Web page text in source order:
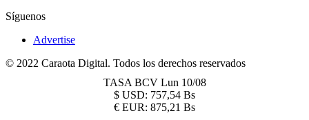
Síguenos
Advertise
© 2022 Caraota Digital. Todos los derechos reservados
TASA BCV Lun 10/08
$ USD: 757,54 Bs
€ EUR: 875,21 Bs